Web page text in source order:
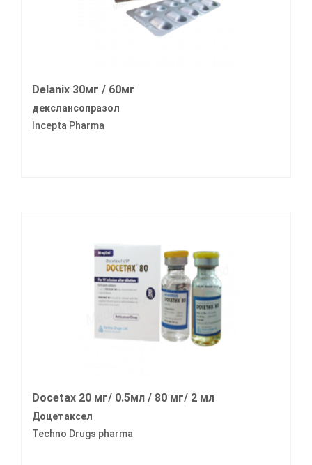
Delanix 30мг / 60мг
декслансопразол
Incepta Pharma
Docetax 20 мг/ 0.5мл / 80 мг/ 2 мл
Доцетаксел
Techno Drugs pharma